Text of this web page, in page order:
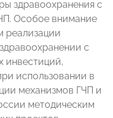
здравоохранения с
Особое внимание
реализации
с
инвестиций,
использовании в
механизмов ГЧП и
методическим